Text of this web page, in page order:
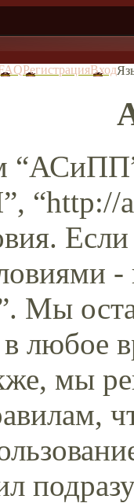
РегистрацияВход
“http://
-
любое
мы